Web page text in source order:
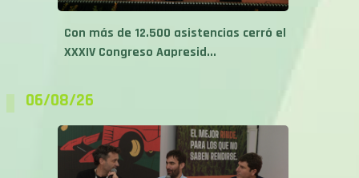
Con más de 12.500 asistencias cerró el
XXXIV Congreso Aapresid...
06/08/26